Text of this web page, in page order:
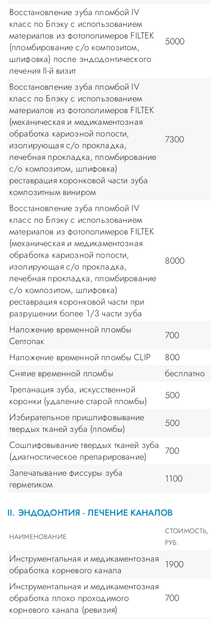
Восстановление зуба пломбой IV
класс по Блэку с использованием
материалов из фотополимеров FILTEK
(пломбирование с/о композитом,
шлифовка) после эндодонтического
лечения II-й визит
5000
Восстановление зуба пломбой IV
класс по Блэку с использованием
материалов из фотополимеров FILTEK
(механическая и медикаментозная
обработка кариозной полости,
изолирующая с/о прокладка,
лечебная прокладка, пломбирование
с/о композитом, шлифовка)
реставрация коронковой части зуба
композитным виниром
7300
Восстановление зуба пломбой IV
класс по Блэку с использованием
материалов из фотополимеров FILTEK
(механическая и медикаментозная
обработка кариозной полости,
изолирующая с/о прокладка,
лечебная прокладка, пломбирование
с/о композитом, шлифовка)
реставрация коронковой части при
разрушении более 1/3 части зуба
8000
Наложение временной пломбы
Септопак
700
Наложение временной пломбы CLIP
800
Снятие временной пломбы
бесплатно
Трепанация зуба, искусственной
коронки (удаление старой пломбы)
500
Избирательное пришлифовывание
твердых тканей зуба (пломбы)
500
Сошлифовывание твердых тканей зуба
(диагностическое препарирование)
700
Запечатывание фиссуры зуба
герметиком
1100
II. ЭНДОДОНТИЯ - ЛЕЧЕНИЕ КАНАЛОВ
НАИМЕНОВАНИЕ
СТОИМОСТЬ,
РУБ.
Инструментальная и медикаментозная
обработка корневого канала
1900
Инструментальная и медикаментозная
обработка плохо проходимого
корневого канала (ревизия)
700